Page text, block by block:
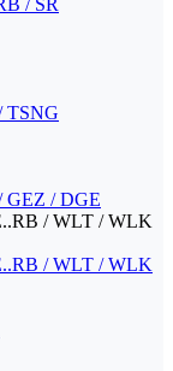
/ SR
TSNG
GEZ / DGE
/ WLT / WLK
/ WLT / WLK